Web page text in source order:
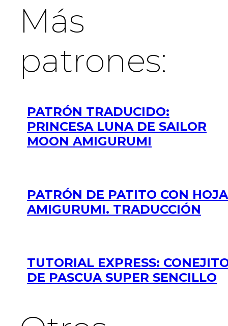
Más
patrones:
PATRÓN TRADUCIDO:
PRINCESA LUNA DE SAILOR
MOON AMIGURUMI
PATRÓN DE PATITO CON HOJA
AMIGURUMI. TRADUCCIÓN
TUTORIAL EXPRESS:
DE PASCUA SUPER SENCILLO